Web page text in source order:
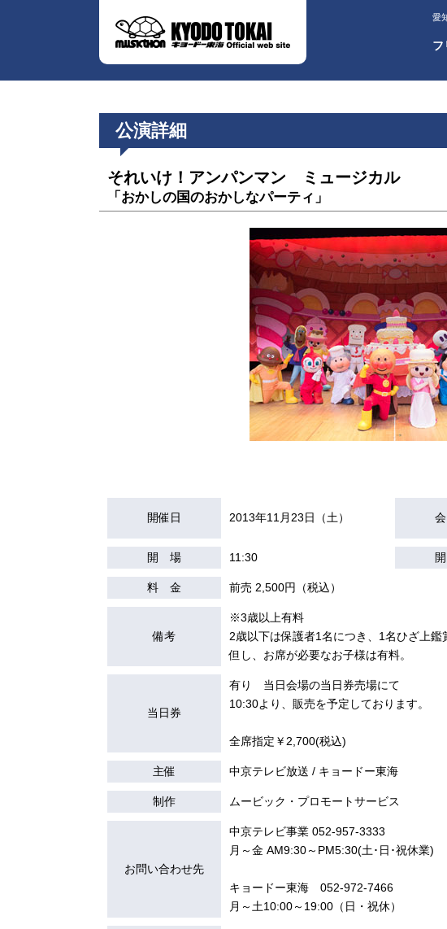
愛
フ
公演詳細
それいけ！アンパンマン ミュージカル
「おかしの国のおかしなパーティ」
開催日 2013年11月23日（土）
開 場 11:30
料 金 前売 2,500円（税込）
備考
※3歳以上有料
2歳以下は保護者1名につき、1名ひざ上鑑
但し、お席が必要なお子様は有料。
当日券
有り 当日会場の当日券売場にて
10:30より、販売を予定しております。
全席指定￥2,700(税込)
主催 中京テレビ放送 / キョードー東海
制作 ムービック・プロモートサービス
お問い合わせ先
中京テレビ事業 052-957-3333
月～金 AM9:30～PM5:30(土･日･祝休業)
キョードー東海 052-972-7466
月～土10:00～19:00（日・祝休）